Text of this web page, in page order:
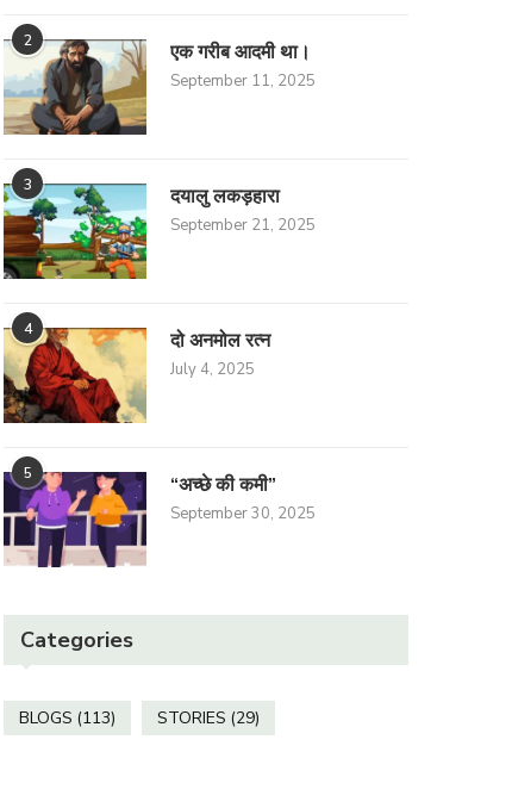
2 एक गरीब आदमी था।
September 11, 2025
3 दयालु लकड़हारा
September 21, 2025
4 दो अनमोल रत्न
July 4, 2025
5 “अच्छे की कमी”
September 30, 2025
Categories
BLOGS (113) STORIES (29)